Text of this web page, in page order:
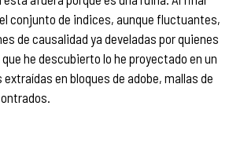
conjunto de indices, aunque fluctuantes,
de causalidad ya develadas por quienes
he descubierto lo he proyectado en un
en bloques de adobe, mallas de